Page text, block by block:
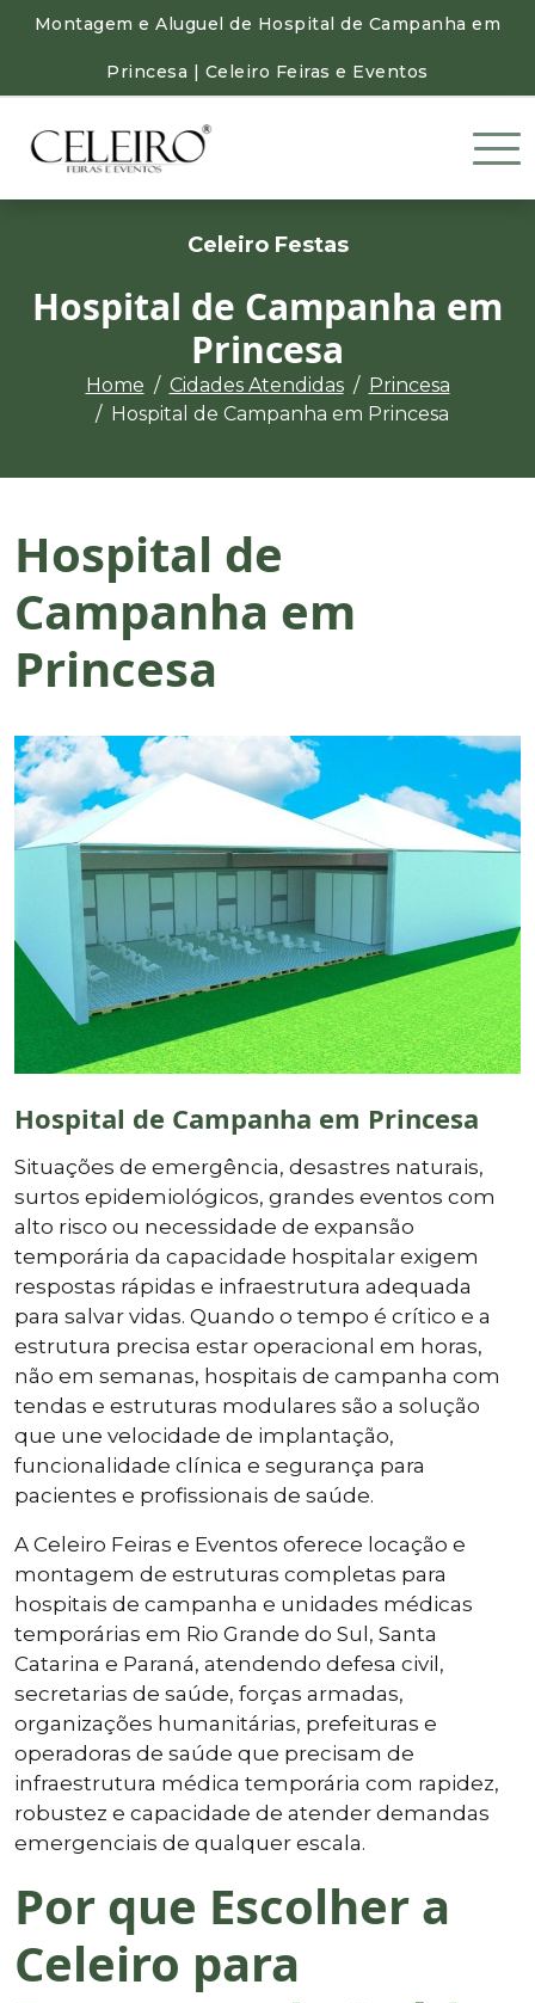
Montagem e Aluguel de Hospital de Campanha em
Princesa | Celeiro Feiras e Eventos
Celeiro Festas
Hospital de Campanha em
Princesa
Home Cidades Atendidas
Princesa
Hospital de Campanha em Princesa
Hospital de
Campanha em
Princesa
Hospital de Campanha em Princesa
Situações de emergência, desastres naturais,
surtos epidemiológicos, grandes eventos com
alto risco ou necessidade de expansão
temporária da capacidade hospitalar exigem
respostas rápidas e infraestrutura adequada
para salvar vidas. Quando o tempo é crítico e a
estrutura precisa estar operacional em horas,
não em semanas, hospitais de campanha com
tendas e estruturas modulares são a solução
que une velocidade de implantação,
funcionalidade clínica e segurança para
pacientes e profissionais de saúde.
A Celeiro Feiras e Eventos oferece locação e
montagem de estruturas completas para
hospitais de campanha e unidades médicas
temporárias em Rio Grande do Sul, Santa
Catarina e Paraná, atendendo defesa civil,
secretarias de saúde, forças armadas,
organizações humanitárias, prefeituras e
operadoras de saúde que precisam de
infraestrutura médica temporária com rapidez,
robustez e capacidade de atender demandas
emergenciais de qualquer escala.
Por que Escolher a
Celeiro para